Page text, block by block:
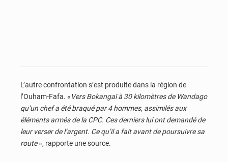
L’autre confrontation s’est produite dans la région de
l’Ouham-Fafa. «Vers Bokangaï à 30 kilomètres de Wandago
qu’un chef a été braqué par 4 hommes, assimilés aux
éléments armés de la CPC. Ces derniers lui ont demandé de
leur verser de l’argent. Ce qu’il a fait avant de poursuivre sa
route», rapporte une source.